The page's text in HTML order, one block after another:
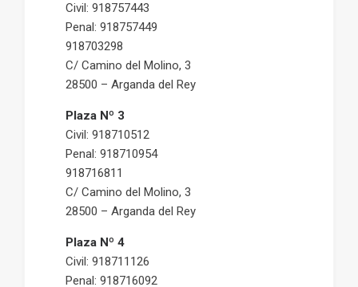
Civil: 918757443
Penal: 918757449
918703298
C/ Camino del Molino, 3
28500 – Arganda del Rey
Plaza Nº 3
Civil: 918710512
Penal: 918710954
918716811
C/ Camino del Molino, 3
28500 – Arganda del Rey
Plaza Nº 4
Civil: 918711126
Penal: 918716092